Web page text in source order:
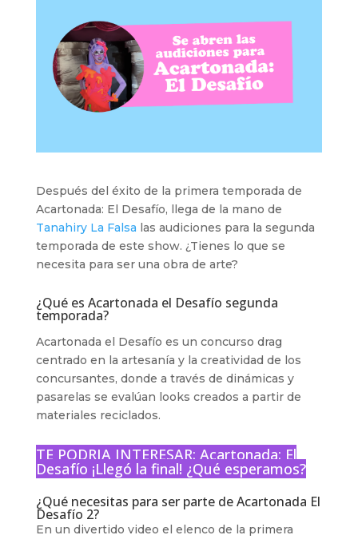
Después del éxito de la primera temporada de
Acartonada: El Desafío, llega de la mano de
Tanahiry La Falsa las audiciones para la segunda
temporada de este show. ¿Tienes lo que se
necesita para ser una obra de arte?
¿Qué es Acartonada el Desafío segunda
temporada?
Acartonada el Desafío es un concurso drag
centrado en la artesanía y la creatividad de los
concursantes, donde a través de dinámicas y
pasarelas se evalúan looks creados a partir de
materiales reciclados.
TE PODRIA INTERESAR: Acartonada: El
Desafío ¡Llegó la final! ¿Qué esperamos?
¿Qué necesitas para ser parte de Acartonada El
Desafío 2?
En un divertido video el elenco de la primera